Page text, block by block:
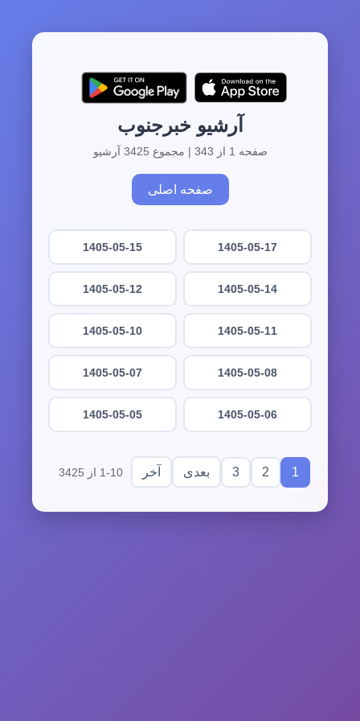
آرشیو خبرجنوب
صفحه 1 از 343 | مجموع 3425 آرشیو
صفحه اصلی
1405-05-17
1405-05-15
1405-05-14
1405-05-12
1405-05-11
1405-05-10
1405-05-08
1405-05-07
1405-05-06
1405-05-05
1
2
3 بعدی آخر 1-10 از 3425